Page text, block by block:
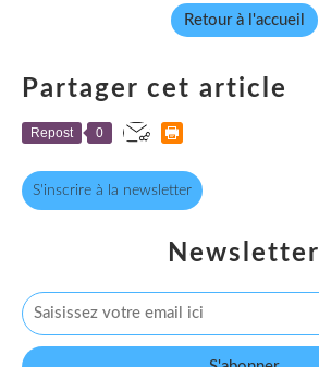
Retour à l'accueil
Partager cet article
Repost 0
S'inscrire à la newsletter
Newsletter